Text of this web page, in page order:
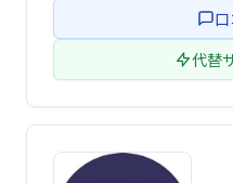
一元管理。効率的なアジ
代替